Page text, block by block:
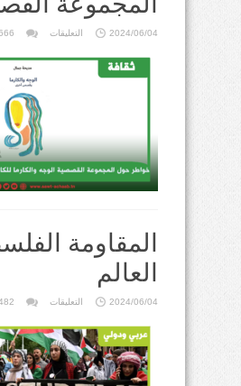
2024/06/04 التعليقات على
تجلّيات
الرّوح
والجسد:
خواطر
حول
المجموعة
القصصية
الوجه
والكارما
للكاتبة
مديحة
جمال
مغلقة
666
المقاومة
العالم
2024/06/04 التعليقات على
تكسب
معركة
الجامعات
في
العالم
مغلقة
482